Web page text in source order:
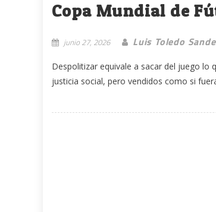
Copa Mundial de
junio 27, 2026 Luis Toledo Sande
Despolitizar equivale a sacar del juego lo
justicia social, pero vendidos como si